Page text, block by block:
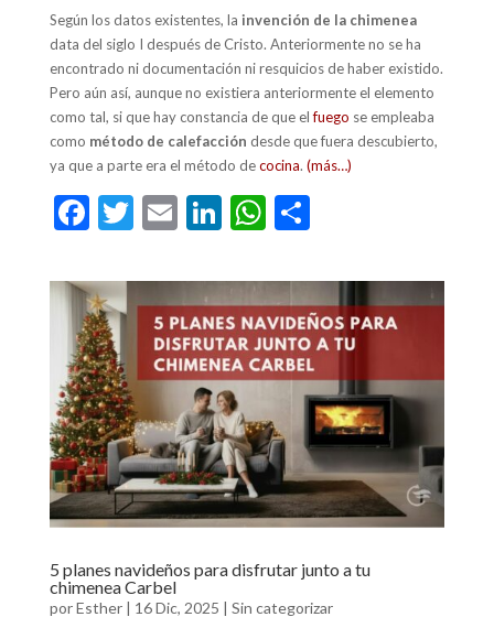
Según los datos existentes, la invención de la chimenea
data del siglo I después de Cristo. Anteriormente no se ha
encontrado ni documentación ni resquicios de haber existido.
Pero aún así, aunque no existiera anteriormente el elemento
como tal, si que hay constancia de que elfuego se empleaba
como método de calefacción desde que fuera descubierto,
ya que a parte era el método decocina. (más…)
F
e
b
o
o
k
T
itt
er
E
ai
l
Li
ke
dI
n
W
at
s
A
p
p
C
m
p
ar
ti
r
5 planes navideños para disfrutar junto a tu
chimenea Carbel
porEsther| 16 Dic, 2025 | Sin categorizar